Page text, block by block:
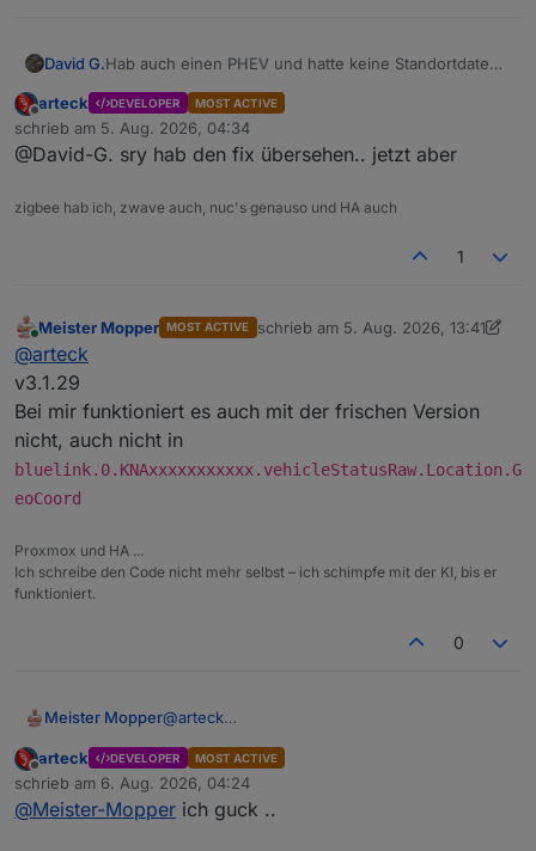
David G.Hab auch einen PHEV und hatte keine Standortdaten.
es.
Offline
arteck DEVELOPER MOST ACTIVE
schrieb am 5. Aug. 2026, 04:34
zuletzt editiert von
@David-G. sry hab den fix übersehen.. jetzt aber
zigbee hab ich, zwave auch, nuc's genauso und HA auch
1
Online
Meister Mopper MOST ACTIVE schrieb am 5. Aug. 2026, 13:41
zuletzt editiert von Meister Mopper
@arteck
v3.1.29
Bei mir funktioniert es auch mit der frischen Version
nicht, auch nicht in
bluelink.0.KNAxxxxxxxxxxx.vehicleStatusRaw.Location.G
eoCoord
Proxmox und HA ...
Ich schreibe den Code nicht mehr selbst – ich schimpfe mit der KI, bis er
funktioniert.
0
Meister Mopper@arteck
Bei mir funktioniert es auch mit der frischen
Version nicht, auch nicht in
bluelink.0.KNAxxxxxxxxxxx.vehicleSta
Offline
arteck DEVELOPER MOST ACTIVE
schrieb am 6. Aug. 2026, 04:24
zuletzt editiert von
@Meister-Mopper ich guck ..